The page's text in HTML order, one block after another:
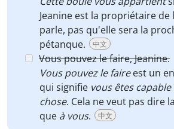
Jeanine est la propriétaire
parle, pas qu'elle sera la
pétanque.
中文
Vous pouvez le faire, Jeanine.
Vous pouvez le faireest un
qui signifie vous êtes
chose. Cela ne veut pas dire
que à vous. 中文